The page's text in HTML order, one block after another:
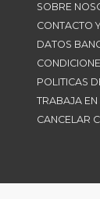
SOBRE
CONTACTO
DATOS
POLITICAS
TRABAJA EN
CANCELAR